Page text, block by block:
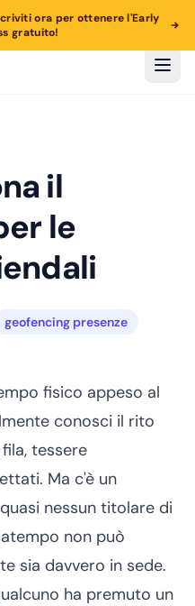
ora per ottenere l'Early
gratuito!
il
le
geofencing presenze
fisico appeso al
conosci il rito
tessere
Ma c'è un
nessun titolare di
non può
sia davvero in sede.
ha premuto un